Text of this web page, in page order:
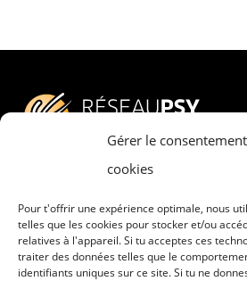
Gérer le
cookies
Pour t'offrir une expérience optimale, nous
telles que les cookies pour stocker et/ou
relatives à l'appareil. Si tu acceptes ces
traiter des données telles que le
identifiants uniques sur ce site. Si tu ne
Adresse
RESEAU PSY –
DOBAUSSEN